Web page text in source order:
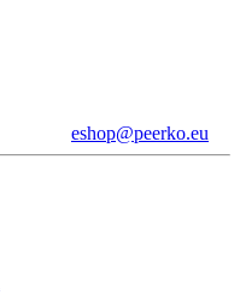
eshop@peerko.eu